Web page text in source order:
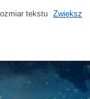
tekstu Zwiększ